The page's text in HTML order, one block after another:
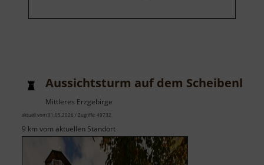
Aussichtsturm auf dem
Mittleres Erzgebirge
aktuell vom 31.05.2026 / Zugriffe: 49732
9 km vom aktuellen Standort